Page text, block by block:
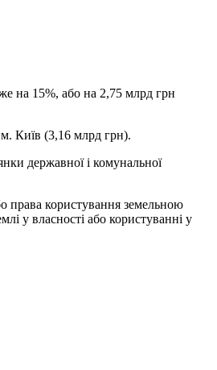
на 15%, або на 2,75 млрд грн
м. Київ (3,16 млрд грн).
державної і комунальної
права користування земельною
у власності або користуванні у